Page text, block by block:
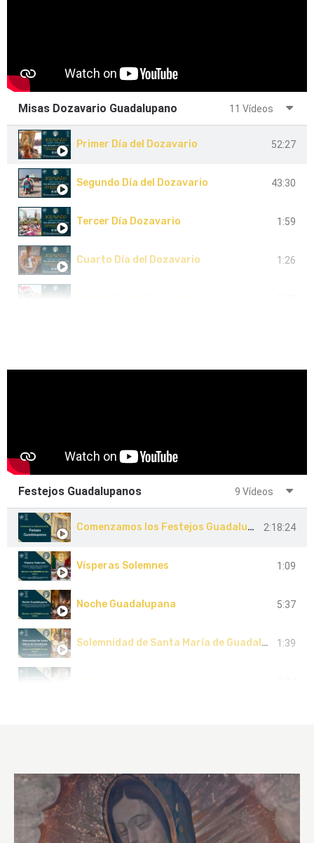
Misas Dozavario Guadalupano 11 Vídeos
Primer Día del Dozavario 52:27
Segundo Día del Dozavario 43:30
Tercer Día Dozavario 1:59
Cuarto Día del Dozavario 1:26
Noveno Día Dozavario
Décimo Día Dozavario 1:16
Onceavo Día del Dozavario 1:41
Festejos Guadalupanos 9 Vídeos
Comenzamos los Festejos Guadalupanos 2:18:24
Vísperas Solemnes 1:09
Noche Guadalupana 5:37
Solemnidad de Santa María de Guadalupe 1:39
Oficio de Lecturas 49:20
Solemne Concelebración y Bendición de las Rosas